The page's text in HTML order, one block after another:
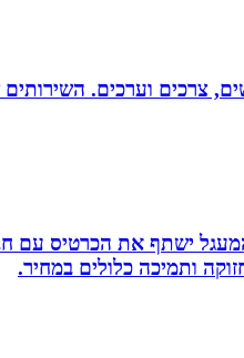
צרכים וערכים.
ישתף את הכרטיס עם
ותמיכה כלולים במחיר.